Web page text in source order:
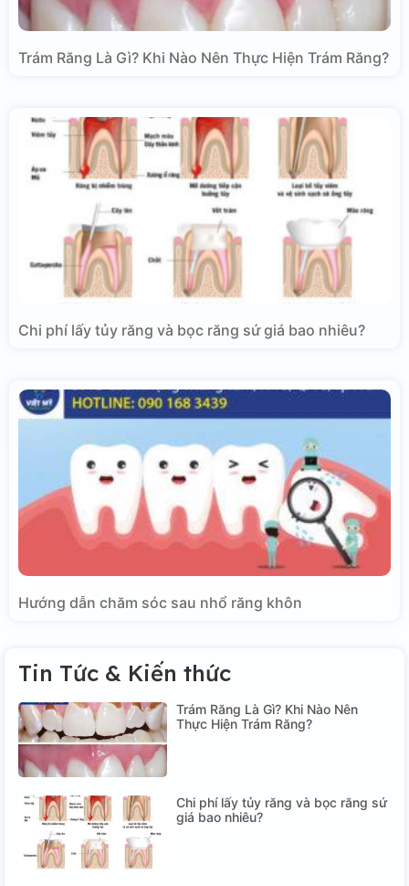
Trám Răng Là Gì? Khi Nào Nên Thực Hiện Trám Răng?
Chi phí lấy tủy răng và bọc răng sứ giá bao nhiêu?
Hướng dẫn chăm sóc sau nhổ răng khôn
Tin Tức & Kiến thức
Trám Răng Là Gì? Khi Nào Nên
Thực Hiện Trám Răng?
Chi phí lấy tủy răng và bọc răng sứ
giá bao nhiêu?